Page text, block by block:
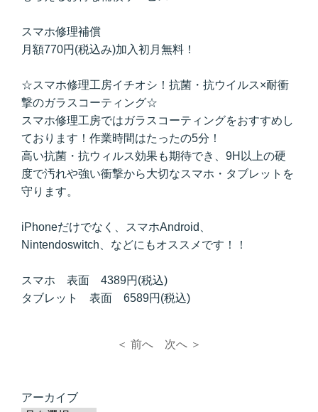
スマホ修理補償
月額770円(税込み)加入初月無料！
☆スマホ修理工房イチオシ！抗菌・抗ウイルス×耐衝
撃のガラスコーティング☆
スマホ修理工房ではガラスコーティングをおすすめし
ております！作業時間はたったの5分！
高い抗菌・抗ウィルス効果も期待でき、9H以上の硬
度で汚れや強い衝撃から大切なスマホ・タブレットを
守ります。
iPhoneだけでなく、スマホAndroid、
Nintendoswitch、などにもオススメです！！
スマホ 表面 4389円(税込)
タブレット 表面 6589円(税込)
＜ 前へ 次へ ＞
アーカイブ